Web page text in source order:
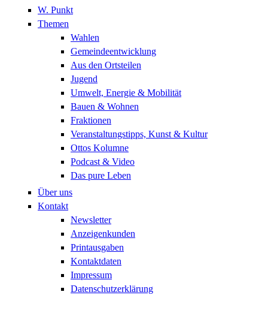
W. Punkt
Themen
Wahlen
Gemeindeentwicklung
Aus den Ortsteilen
Jugend
Umwelt, Energie & Mobilität
Bauen & Wohnen
Fraktionen
Veranstaltungstipps, Kunst & Kultur
Ottos Kolumne
Podcast & Video
Das pure Leben
Über uns
Kontakt
Newsletter
Anzeigenkunden
Printausgaben
Kontaktdaten
Impressum
Datenschutzerklärung